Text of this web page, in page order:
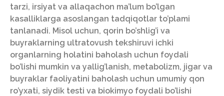
tarzi, irsiyat va allaqachon ma’lum bo’lgan
kasalliklarga asoslangan tadqiqotlar to’plami
tanlanadi. Misol uchun, qorin bo’shlig’i va
buyraklarning ultratovush tekshiruvi ichki
organlarning holatini baholash uchun foydali
bo’lishi mumkin va yallig’lanish, metabolizm, jigar va
buyraklar faoliyatini baholash uchun umumiy qon
ro’yxati, siydik testi va biokimyo foydali bo’lishi